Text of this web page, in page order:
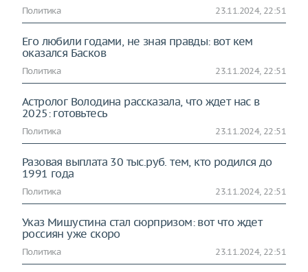
Политика 23.11.2024, 22:51
Его любили годами, не зная правды: вот кем
оказался Басков
Политика 23.11.2024, 22:51
Астролог Володина рассказала, что ждет нас в
2025: готовьтесь
Политика 23.11.2024, 22:51
Разовая выплата 30 тыс.руб. тем, кто родился до
1991 года
Политика 23.11.2024, 22:51
Указ Мишустина стал сюрпризом: вот что ждет
россиян уже скоро
Политика 23.11.2024, 22:51